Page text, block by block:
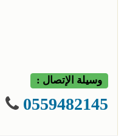
وسيلة الإتصال :
0559482145